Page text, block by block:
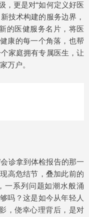
，更是对“如何定义好医
技术构建的服务边界，
的医健服务名片，将医
康的每一个角落，也帮
家庭拥有专属医生，让
万户。
诊拿到体检报告的那一
高危结节，叠加此前的
一系列问题如潮水般涌
吗？这是如今从年轻人
，侥幸心理背后，是对